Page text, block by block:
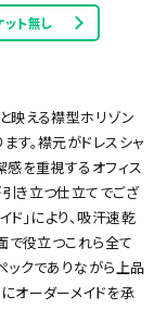
ット無し
映える襟型ホリゾン
す。襟元がドレスシャ
感を重視するオフィス
き立つ仕立てでござ
ド」により、吸汗速乾
で役立つこれら全て
ックでありながら上品
オーダーメイドを承